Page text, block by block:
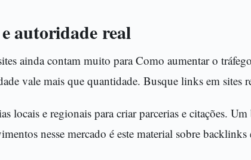
autoridade real
ainda contam muito para Como aumentar o
vale mais que quantidade. Busque links em sites
locais e regionais para criar parcerias e citações.
nesse mercado é este material sobre